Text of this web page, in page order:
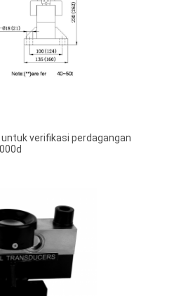
verifikasi perdagangan